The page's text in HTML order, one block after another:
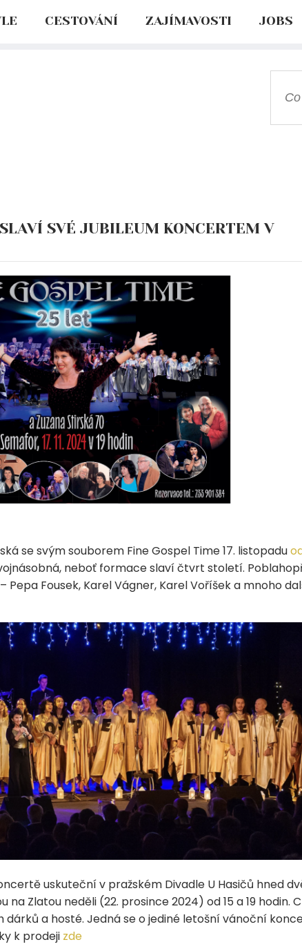
CESTOVÁNÍ ZAJÍMAVOSTI JOBS
SVÉ JUBILEUM KONCERTEM V
se svým souborem Fine Gospel Time 17. listopadu
neboť formace slaví čtvrt století.
Fousek, Karel Vágner, Karel Voříšek a mnoho
uskuteční v pražském Divadle U Hasičů hned
Zlatou neděli (22. prosince 2024) od 15 a 19 hodin.
a hosté. Jedná se o jediné letošní vánoční
k prodeji zde